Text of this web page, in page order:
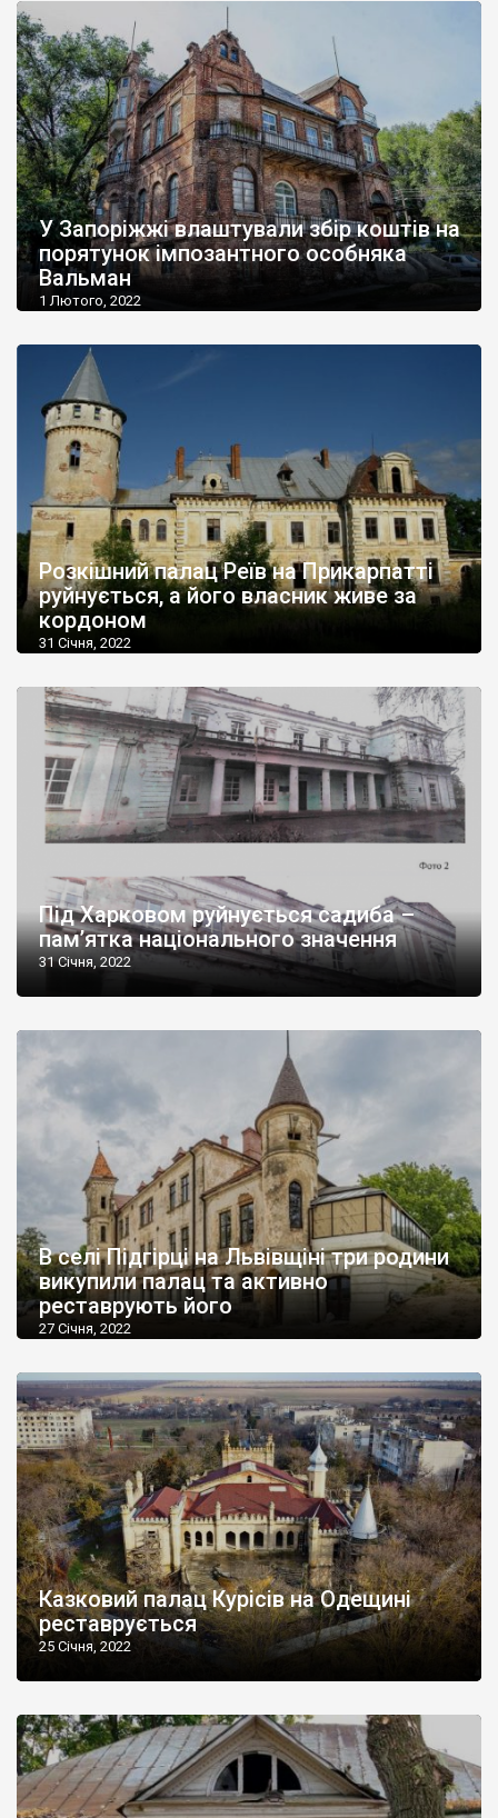
У Запоріжжі влаштували збір коштів на
порятунок імпозантного особняка
Вальман
1 Лютого, 2022
Розкішний палац Реїв на Прикарпатті
руйнується, а його власник живе за
кордоном
31 Січня, 2022
Під Харковом руйнується садиба –
пам’ятка національного значення
31 Січня, 2022
В селі Підгірці на Львівщіні три родини
викупили палац та активно
реставрують його
27 Січня, 2022
Казковий палац Курісів на Одещині
реставрується
25 Січня, 2022